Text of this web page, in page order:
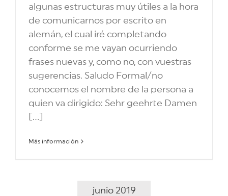
algunas estructuras muy útiles a la hora
de comunicarnos por escrito en
alemán, el cual iré completando
conforme se me vayan ocurriendo
frases nuevas y, como no, con vuestras
sugerencias. Saludo Formal/no
conocemos el nombre de la persona a
quien va dirigido: Sehr geehrte Damen
[...]
Más información
junio 2019